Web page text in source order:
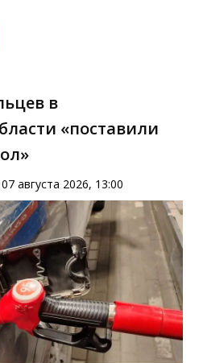
в
«поставили
07 августа 2026, 13:00